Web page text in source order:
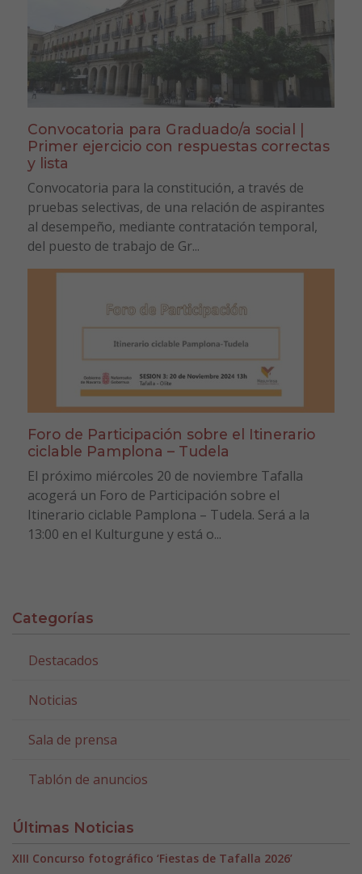
Convocatoria para Graduado/a social |
Primer ejercicio con respuestas correctas
y lista
Convocatoria para la constitución, a través de
pruebas selectivas, de una relación de aspirantes
al desempeño, mediante contratación temporal,
del puesto de trabajo de Gr...
Foro de Participación sobre el Itinerario
ciclable Pamplona – Tudela
El próximo miércoles 20 de noviembre Tafalla
acogerá un Foro de Participación sobre el
Itinerario ciclable Pamplona – Tudela. Será a la
13:00 en el Kulturgune y está o...
Categorías
Destacados
Noticias
Sala de prensa
Tablón de anuncios
Últimas Noticias
XIII Concurso fotográfico ‘Fiestas de Tafalla 2026’